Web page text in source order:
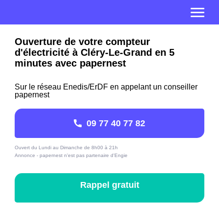
Ouverture de votre compteur
d'électricité à Cléry-Le-Grand en 5
minutes avec papernest
Sur le réseau Enedis/ErDF en appelant un conseiller
papernest
09 77 40 77 82
Ouvert du Lundi au Dimanche de 8h00 à 21h
Annonce - papernest n'est pas partenaire d'Engie
Rappel gratuit